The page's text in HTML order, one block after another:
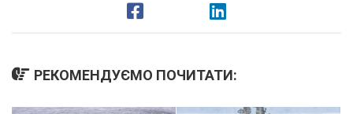
РЕКОМЕНДУЄМО ПОЧИТАТИ: